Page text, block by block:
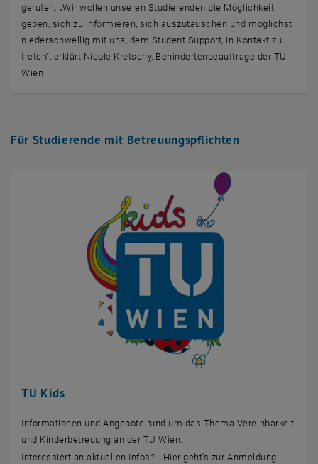
gerufen. „Wir wollen unseren Studierenden die Möglichkeit
geben, sich zu informieren, sich auszutauschen und möglichst
niederschwellig mit uns, dem Student Support, in Kontakt zu
treten“, erklärt Nicole Kretschy, Behindertenbeauftrage der TU
Wien
Für Studierende mit Betreuungspflichten
TU Kids
Informationen und Angebote rund um das Thema Vereinbarkeit
und Kinderbetreuung an der TU Wien.
Interessiert an aktuellen Infos? - Hier geht's zur Anmeldung